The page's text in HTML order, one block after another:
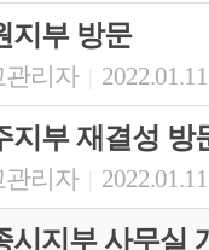
지부 방문
관리자
지부 재결성 방
관리자
시지부 사무실